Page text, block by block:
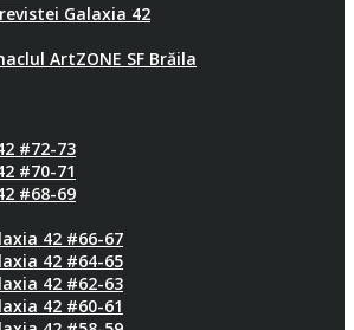
Galaxia 42
ArtZONE SF Brăila
#72-73
#70-71
#68-69
42 #66-67
42 #64-65
42 #62-63
42 #60-61